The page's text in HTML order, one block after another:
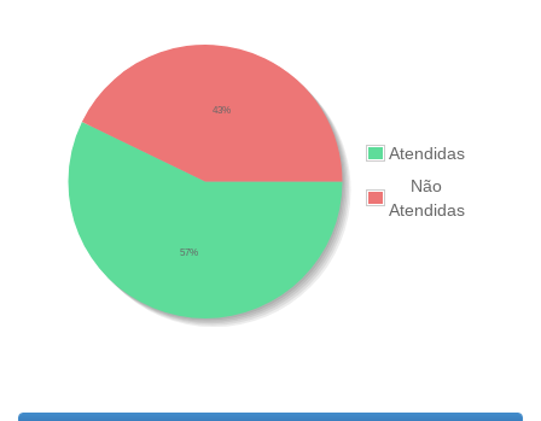
Atendidas
Não
Atendidas
57%
43%